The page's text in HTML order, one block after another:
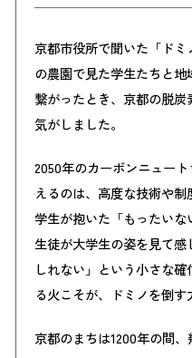
京都市役所で聞いた「ド
の農園で見た学生たちと
繋がったとき、京都の脱
気がしました。
2050年のカーボンニュー
えるのは、高度な技術や
学生が抱いた「もったい
生徒が大学生の姿を見て
しれない」という小さな
る火こそが、ドミノを倒す
京都のまちは1200年の間